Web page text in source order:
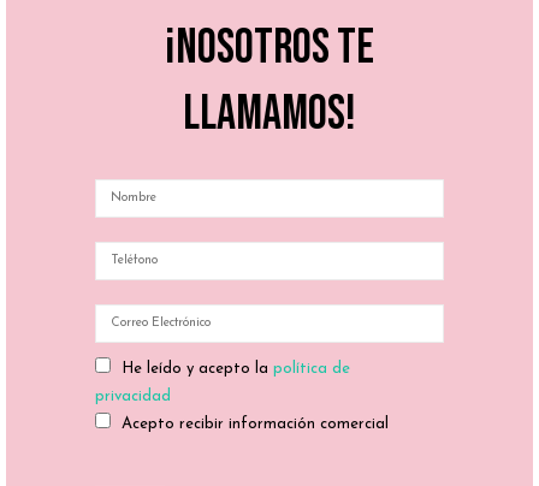
¡Nosotros te
llamamos!
He leído y acepto la política de
privacidad
Acepto recibir información comercial